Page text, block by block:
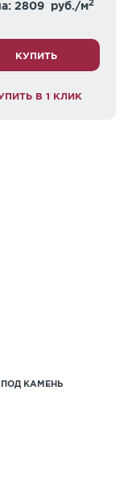
2809 руб./м2
КУПИТЬ
В 1 КЛИК
КАМЕНЬ